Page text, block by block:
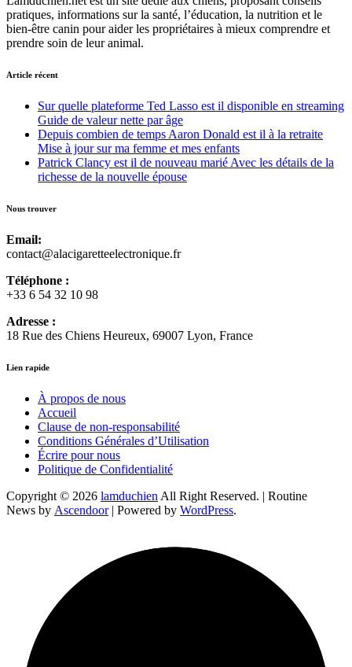
pratiques, informations sur la santé, l’éducation, la nutrition et le
bien-être canin pour aider les propriétaires à mieux comprendre et
prendre soin de leur animal.
Article récent
Sur quelle plateforme Ted Lasso est il disponible en streaming
Guide de valeur nette par âge
Depuis combien de temps Aaron Donald est il à la retraite
Mise à jour sur ma femme et mes enfants
Patrick Clancy est il de nouveau marié Avec les détails de la
richesse de la nouvelle épouse
Nous trouver
Email:
contact@alacigaretteelectronique.fr
Téléphone :
+33 6 54 32 10 98
Adresse :
18 Rue des Chiens Heureux, 69007 Lyon, France
Lien rapide
À propos de nous
Accueil
Clause de non-responsabilité
Conditions Générales d’Utilisation
Écrire pour nous
Politique de Confidentialité
Copyright © 2026 lamduchien All Right Reserved. | Routine
News by Ascendoor| Powered by WordPress.